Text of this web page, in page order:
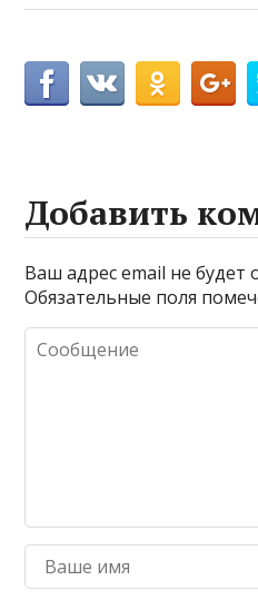
Добавить
Ваш адрес email не будет
Обязательные поля